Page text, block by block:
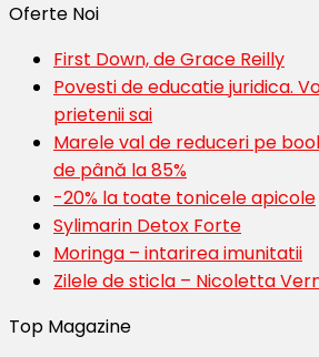
Oferte Noi
First Down, de Grace Reilly
Povesti de educatie juridica.
prietenii sai
Marele val de reduceri pe
de până la 85%
-20% la toate tonicele apicole
Sylimarin Detox Forte
Moringa – intarirea imunitatii
Zilele de sticla – Nicoletta
Top Magazine